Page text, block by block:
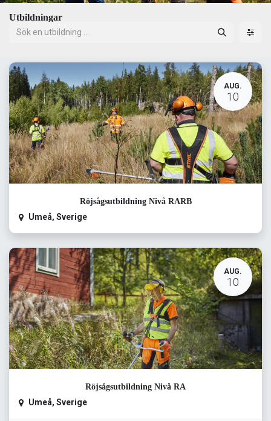
Utbildningar
AUG.
10
Röjsågsutbildning Nivå RARB
Umeå, Sverige
AUG.
10
Röjsågsutbildning Nivå RA
Umeå, Sverige